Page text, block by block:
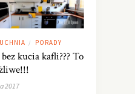
/ PORADY
kucia kafli??? To
2017